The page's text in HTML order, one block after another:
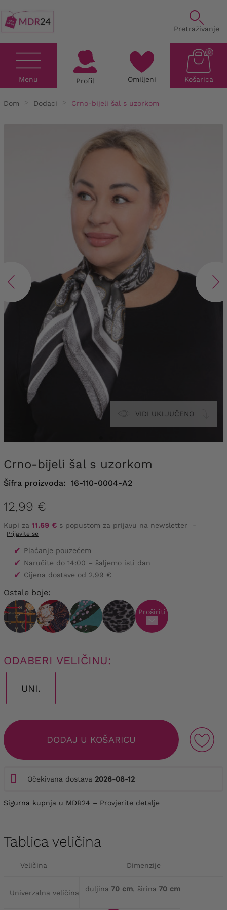
Pretraživanje
Menu Profil Omiljeni Košarica
0
Dom Dodaci Crno-bijeli šal s uzorkom
VIDI UKLJUČENO
Crno-bijeli šal s uzorkom
Šifra proizvoda: 16-110-0004-A2
12,99 €
Kupi za 11.69 € s popustom za prijavu na newsletter -
Prijavite se
✔ Plaćanje pouzećem
✔ Naručite do 14:00 – šaljemo isti dan
✔ Cijena dostave od 2,99 €
Ostale boje:
Proširiti
ODABERI VELIČINU:
UNI.
DODAJ U KOŠARICU
Očekivana dostava 2026-08-12
Sigurna kupnja u MDR24 – Provjerite detalje
Tablica veličina
Veličina Dimenzije
Univerzalna veličina duljina 70 cm, širina 70 cm